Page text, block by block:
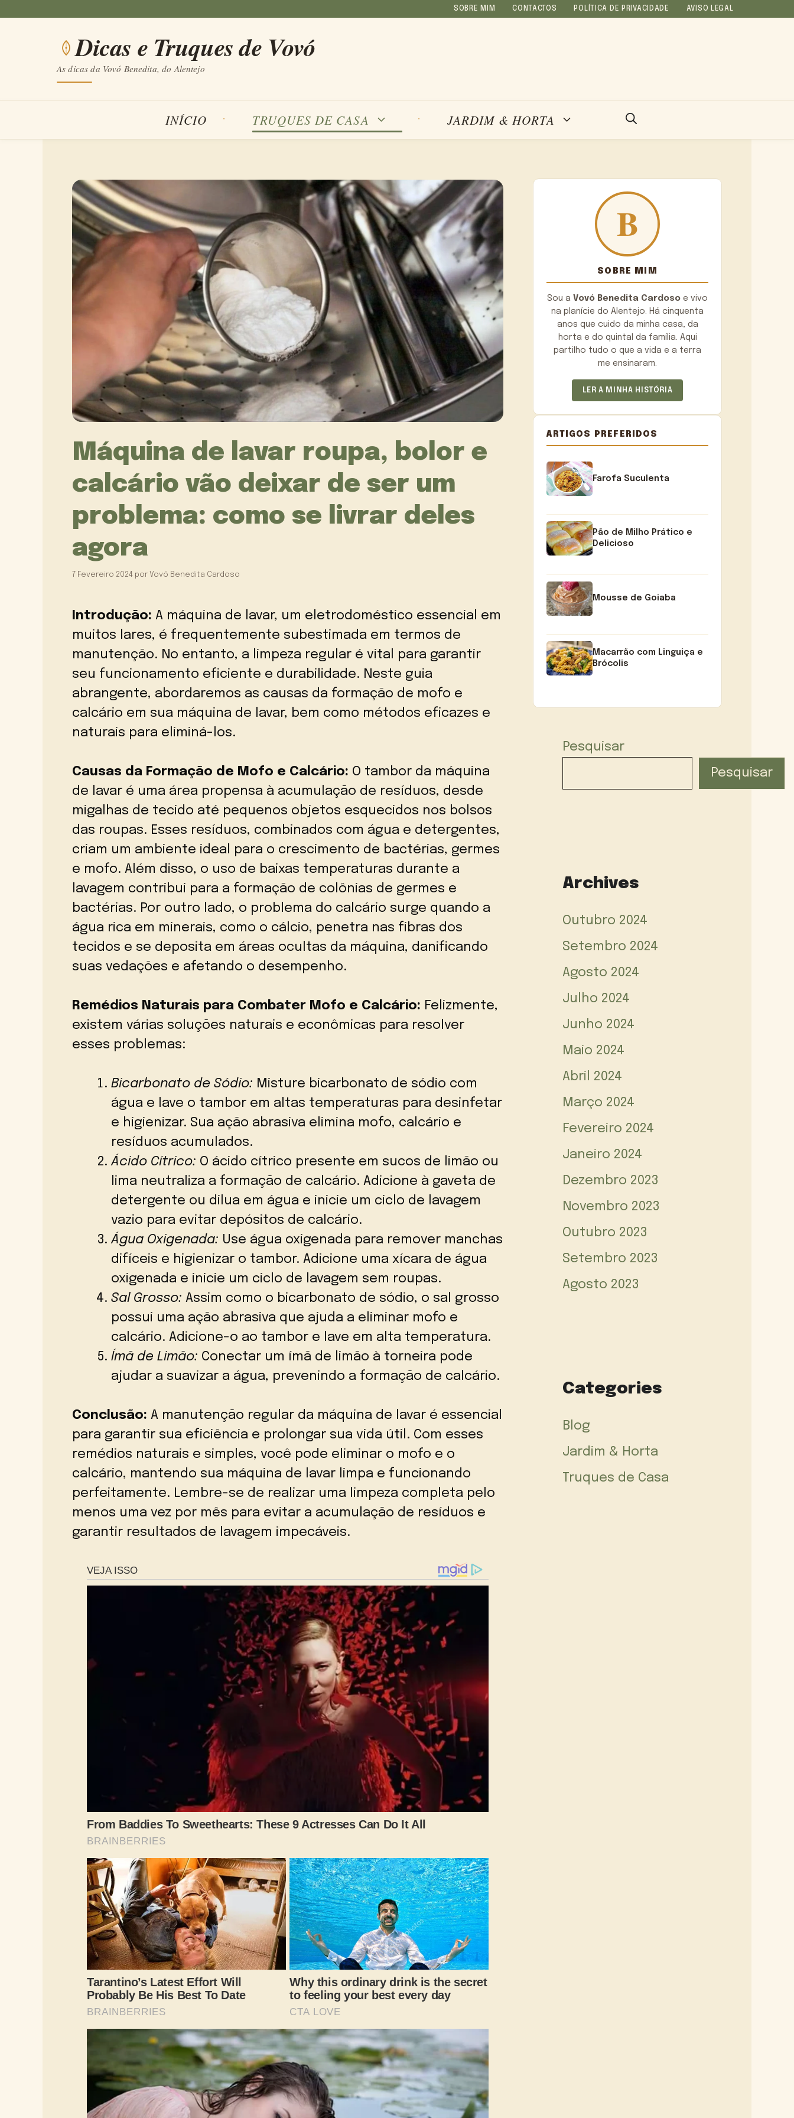
conteúdo
SOBRE MIM CONTACTOS POLÍTICA DE PRIVACIDADE AVISO LEGAL
Dicas e Truques de Vovó
As dicas da Vovó Benedita, do Alentejo
INÍCIO TRUQUES DE CASA JARDIM & HORTA
Máquina de lavar roupa, bolor e
calcário vão deixar de ser um
problema: como se livrar deles
agora
7 Fevereiro 2024 por Vovó Benedita Cardoso
Introdução: A máquina de lavar, um eletrodoméstico essencial em
muitos lares, é frequentemente subestimada em termos de
manutenção. No entanto, a limpeza regular é vital para garantir
seu funcionamento eficiente e durabilidade. Neste guia
abrangente, abordaremos as causas da formação de mofo e
calcário em sua máquina de lavar, bem como métodos eficazes e
naturais para eliminá-los.
Causas da Formação de Mofo e Calcário: O tambor da máquina
de lavar é uma área propensa à acumulação de resíduos, desde
migalhas de tecido até pequenos objetos esquecidos nos bolsos
das roupas. Esses resíduos, combinados com água e detergentes,
criam um ambiente ideal para o crescimento de bactérias, germes
e mofo. Além disso, o uso de baixas temperaturas durante a
lavagem contribui para a formação de colônias de germes e
bactérias. Por outro lado, o problema do calcário surge quando a
água rica em minerais, como o cálcio, penetra nas fibras dos
tecidos e se deposita em áreas ocultas da máquina, danificando
suas vedações e afetando o desempenho.
Remédios Naturais para Combater Mofo e Calcário: Felizmente,
existem várias soluções naturais e econômicas para resolver
esses problemas:
Bicarbonato de Sódio: Misture bicarbonato de sódio com
água e lave o tambor em altas temperaturas para desinfetar
e higienizar. Sua ação abrasiva elimina mofo, calcário e
resíduos acumulados.
Ácido Cítrico: O ácido cítrico presente em sucos de limão ou
lima neutraliza a formação de calcário. Adicione à gaveta de
detergente ou dilua em água e inicie um ciclo de lavagem
vazio para evitar depósitos de calcário.
Água Oxigenada: Use água oxigenada para remover manchas
difíceis e higienizar o tambor. Adicione uma xícara de água
oxigenada e inicie um ciclo de lavagem sem roupas.
Sal Grosso: Assim como o bicarbonato de sódio, o sal grosso
possui uma ação abrasiva que ajuda a eliminar mofo e
calcário. Adicione-o ao tambor e lave em alta temperatura.
Ímã de Limão: Conectar um ímã de limão à torneira pode
ajudar a suavizar a água, prevenindo a formação de calcário.
Conclusão: A manutenção regular da máquina de lavar é essencial
para garantir sua eficiência e prolongar sua vida útil. Com esses
remédios naturais e simples, você pode eliminar o mofo e o
calcário, mantendo sua máquina de lavar limpa e funcionando
perfeitamente. Lembre-se de realizar uma limpeza completa pelo
menos uma vez por mês para evitar a acumulação de resíduos e
garantir resultados de lavagem impecáveis.
SOBRE MIM
Sou a Vovó Benedita Cardoso e vivo
na planície do Alentejo. Há cinquenta
anos que cuido da minha casa, da
horta e do quintal da família. Aqui
partilho tudo o que a vida e a terra
me ensinaram.
LER A MINHA HISTÓRIA
ARTIGOS PREFERIDOS
Farofa Suculenta
Pão de Milho Prático e
Delicioso
Mousse de Goiaba
Macarrão com Linguiça e
Brócolis
Pesquisar
Pesquisar
Archives
Outubro 2024
Setembro 2024
Agosto 2024
Julho 2024
Junho 2024
Maio 2024
Abril 2024
Março 2024
Fevereiro 2024
Janeiro 2024
Dezembro 2023
Novembro 2023
Outubro 2023
Setembro 2023
Agosto 2023
Categories
Blog
Jardim & Horta
Truques de Casa